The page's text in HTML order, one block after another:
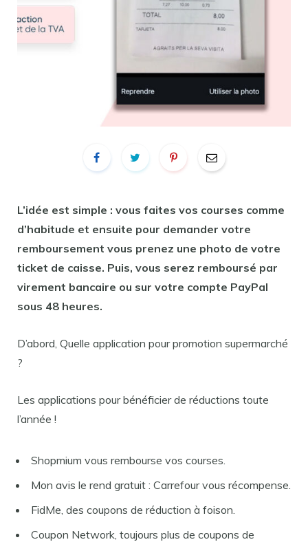
L’idée est simple : vous faites vos courses comme
d’habitude et ensuite pour demander votre
remboursement vous prenez une photo de votre
ticket de caisse. Puis, vous serez remboursé par
virement bancaire ou sur votre compte PayPal
sous 48 heures.
D’abord, Quelle application pour promotion supermarché
?
Les applications pour bénéficier de réductions toute
l’année !
Shopmium vous rembourse vos courses.
Mon avis le rend gratuit : Carrefour vous récompense.
FidMe, des coupons de réduction à foison.
Coupon Network, toujours plus de coupons de